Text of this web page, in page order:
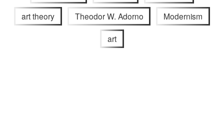
art theory Theodor W. Adorno Modernism
art